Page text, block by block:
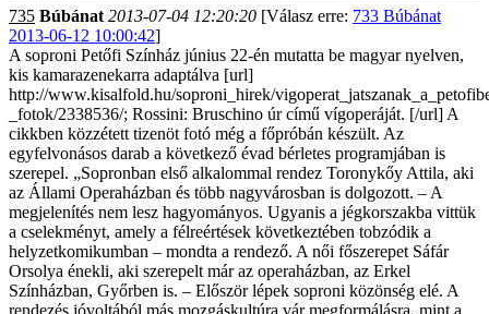
735 Búbánat 2013-07-04 12:20:20 [Válasz erre: 733 Búbánat
2013-06-12 10:00:42]
A soproni Petőfi Színház június 22-én mutatta be magyar nyelven,
kis kamarazenekarra adaptálva [url]
http://www.kisalfold.hu/soproni_hirek/
_fotok/2338536/; Rossini: Bruschino úr című vígoperáját. [/url] A
cikkben közzétett tizenöt fotó még a főpróbán készült. Az
egyfelvonásos darab a következő évad bérletes programjában is
szerepel. „Sopronban első alkalommal rendez Toronykőy Attila, aki
az Állami Operaházban és több nagyvárosban is dolgozott. – A
megjelenítés nem lesz hagyományos. Ugyanis a jégkorszakba vittük
a cselekményt, amely a félreértések következtében tobzódik a
helyzetkomikumban – mondta a rendező. A női főszerepet Sáfár
Orsolya énekli, aki szerepelt már az operaházban, az Erkel
Színházban, Győrben is. – Először lépek soproni közönség elé. A
rendezés jóvoltából más mozgáskultúra vár megformálásra, mint a